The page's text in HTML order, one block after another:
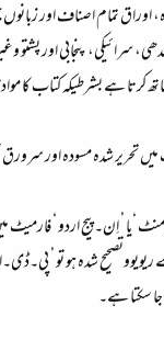
اوراق تمام اصناف اور
سرائیکی، پنجابی اور
ہے بشرطیکہ کتاب کا
شدہ مسودہ اور سرورق
‘یا ’ اِن۔پیج اردو ‘
ریویووتصحیح شدہ ہو تو ’
سکتا ہے۔